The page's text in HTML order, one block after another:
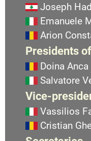
Joseph
Emanuele
Arion
Presidents
Doina
Salvatore
Vice-
Vassilios
Cristian